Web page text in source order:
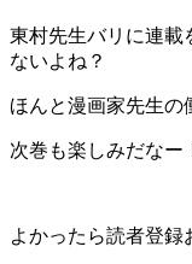
東村先生バリに連載
ないよね？
ほんと漫画家先生の
次巻も楽しみだなー
よかったら読者登録